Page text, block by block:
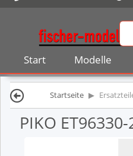
Start Modelle
Startseite
PIKO